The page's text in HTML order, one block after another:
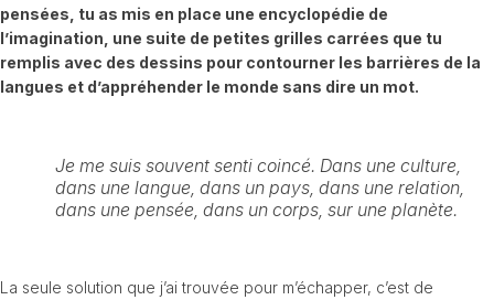
pensées, tu as mis en place une encyclopédie de
l’imagination, une suite de petites grilles carrées que tu
remplis avec des dessins pour contourner les barrières de la
langues et d’appréhender le monde sans dire un mot.
Je me suis souvent senti coincé. Dans une culture,
dans une langue, dans un pays, dans une relation,
dans une pensée, dans un corps, sur une planète.
La seule solution que j’ai trouvée pour m’échapper, c’est de